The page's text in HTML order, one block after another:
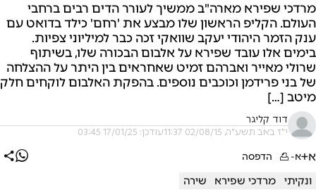
מרדכי שפירא מארה"ב ממשיך לעורר הדים רבים ברחבי
העולם. הקליפ הראשון שלו מבצע את 'רחם' כילד בדואט עם
ענק הזמר היהודי יעקב שוואקי זכה כבר למיליוני צפיות.
בימים אלו עובד שפירא על אלבום הבכורה שלו, בשיתוף
שרולי מאייר ואברהם זמיט שאחראים בין היתר על ההצלחה
של בני פרידמן וכוכבים נוספים. בהפקת האלבום לוקחים חלק
מיטב […]
דוד קליגר
י"ז באב תשע"ה, 02/08/15 11:37 עודכן: 17/01/25 03:45
א+א- הדפסה
ונקיתי מרדכי שפירא שירה